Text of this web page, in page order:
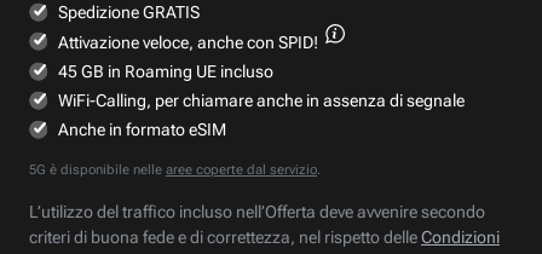
Spedizione GRATIS
Attivazione veloce, anche con SPID!
45 GB in Roaming UE incluso
WiFi-Calling, per chiamare anche in assenza di segnale
Anche in formato eSIM
5G è disponibile nelle aree coperte dal servizio.
L’utilizzo del traffico incluso nell’Offerta deve avvenire secondo
criteri di buona fede e di correttezza, nel rispetto delleCondizioni